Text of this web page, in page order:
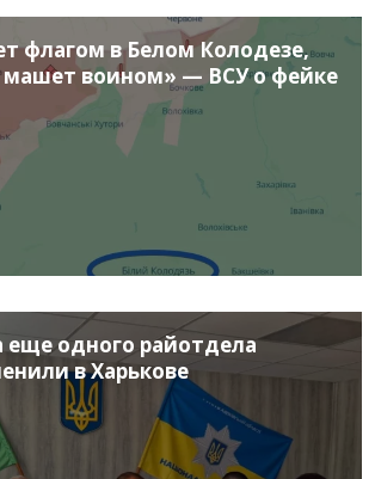
флагом в Белом Колодезе,
машет воином» — ВСУ о фейке
еще одного райотдела
в Харькове